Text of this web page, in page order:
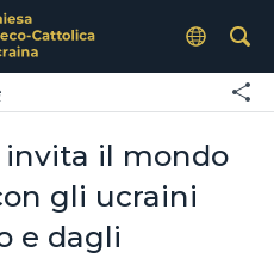
invita il mondo
gli ucraini
e dagli